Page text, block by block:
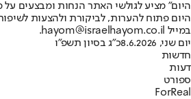
היום" מציע לגולשי האתר הנחות ומבצעים על
היום פתוח להערות, לביקורת ולהצעות
במייל hayom@israelhayom.co.il.
יום שני, 8.6.2026
כ"ג בסיון תשפ"ו
חדשות
דעות
ספורט
ForReal